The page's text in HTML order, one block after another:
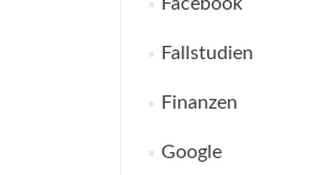
Fallstudien
Finanzen
Google